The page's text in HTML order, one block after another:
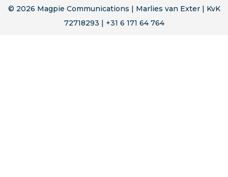
© 2026 Magpie Communications | Marlies van Exter | KvK
72718293 | +31 6 171 64 764